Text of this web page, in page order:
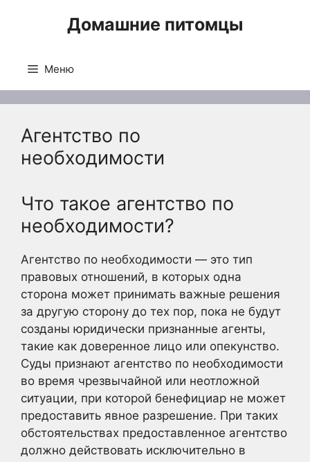
Домашние питомцы
Меню
Агентство по
необходимости
Что такое агентство по
необходимости?
Агентство по необходимости — это тип
правовых отношений, в которых одна
сторона может принимать важные решения
за другую сторону до тех пор, пока не будут
созданы юридически признанные агенты,
такие как доверенное лицо или опекунство.
Суды признают агентство по необходимости
во время чрезвычайной или неотложной
ситуации, при которой бенефициар не может
предоставить явное разрешение. При таких
обстоятельствах предоставленное агентство
должно действовать исключительно в